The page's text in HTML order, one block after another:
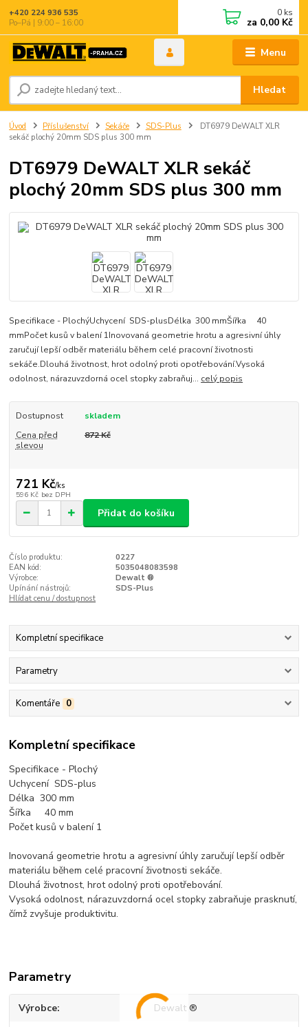
Menu
Hledat
+420 224 936 535
Po–Pá | 9:00 – 16:00
0 ks
za 0,00 Kč
Úvod Příslušenství Sekáče SDS-Plus
DT6979 DeWALT XLR
sekáč plochý 20mm SDS plus 300 mm
DT6979 DeWALT XLR sekáč
plochý 20mm SDS plus 300 mm
Specifikace - PlochýUchycení SDS-plusDélka 300 mmŠířka 40
mmPočet kusů v balení 1Inovovaná geometrie hrotu a agresivní úhly
zaručují lepší odběr materiálu během celé pracovní životnosti
sekáče.Dlouhá životnost, hrot odolný proti opotřebování.Vysoká
odolnost, nárazuvzdorná ocel stopky zabraňuj... celý popis
Dostupnost
skladem
Cena před
slevou
872 Kč
721 Kč/ks
596 Kč bez DPH
Přidat do košíku
Číslo produktu:
0227
EAN kód:
5035048083598
Výrobce:
Dewalt ®
Upínání nástrojů:
SDS-Plus
Hlídat cenu / dostupnost
Kompletní specifikace
Parametry
Komentáře 0
Kompletní specifikace
Specifikace - Plochý
Uchycení SDS-plus
Délka 300 mm
Šířka 40 mm
Počet kusů v balení 1
Inovovaná geometrie hrotu a agresivní úhly zaručují lepší odběr
materiálu během celé pracovní životnosti sekáče.
Dlouhá životnost, hrot odolný proti opotřebování.
Vysoká odolnost, nárazuvzdorná ocel stopky zabraňuje prasknutí,
čímž zvyšuje produktivitu.
Parametry
Výrobce Dewalt ®